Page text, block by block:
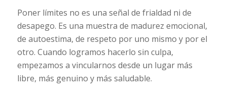
Poner límites no es una señal de frialdad ni de
desapego. Es una muestra de madurez emocional,
de autoestima, de respeto por uno mismo y por el
otro. Cuando logramos hacerlo sin culpa,
empezamos a vincularnos desde un lugar más
libre, más genuino y más saludable.